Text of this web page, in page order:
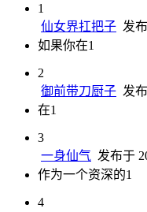
1
仙女界扛把子 发
如果你在1
2
御前带刀厨子 发
在1
3
一身仙气 发布于
作为一个资深的1
4